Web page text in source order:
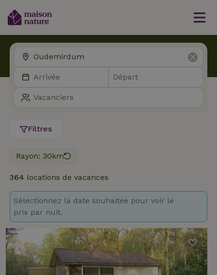
Filtres
Rayon: 30km
364 locations de vacances
Sélectionnez la date souhaitée pour voir le
prix par nuit.